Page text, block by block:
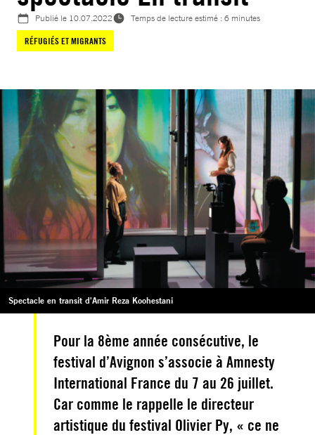
Publié le 10.07.2022
Temps de lecture estimé : 6 minutes
RÉFUGIÉS ET MIGRANTS
Spectacle en transit d'Amir Reza Koohestani
Pour la 8ème année consécutive, le
festival d’Avignon s’associe à Amnesty
International France du 7 au 26 juillet.
Car comme le rappelle le directeur
artistique du festival Olivier Py, « ce ne